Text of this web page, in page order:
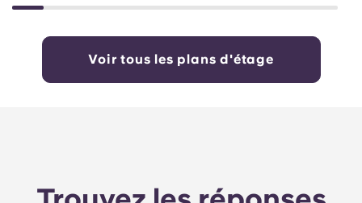
Voir tous les plans d'étage